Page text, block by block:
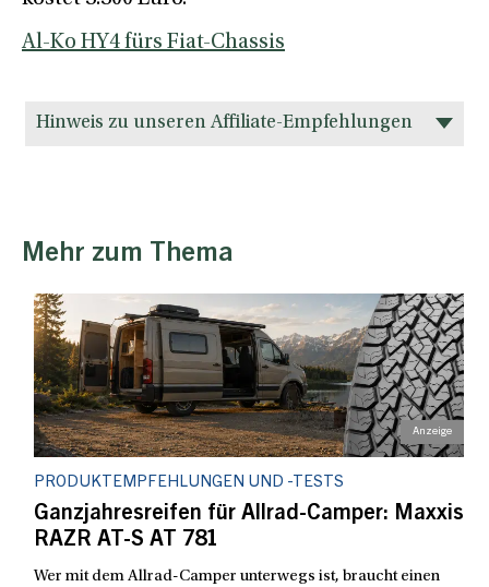
Al-Ko HY4 fürs Fiat-Chassis
Hinweis zu unseren Affiliate-Empfehlungen
Mehr zum Thema
PRODUKTEMPFEHLUNGEN UND -TESTS
Ganzjahresreifen für Allrad-Camper: Maxxis
RAZR AT-S AT 781
Wer mit dem Allrad-Camper unterwegs ist, braucht einen